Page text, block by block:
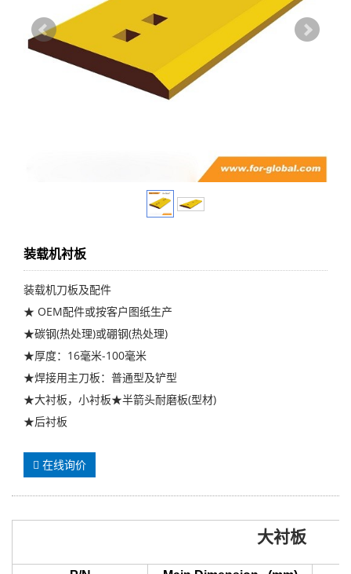
装载机衬板
装载机刀板及配件
★ OEM配件或按客户图纸生产
★碳钢(热处理)或硼钢(热处理)
★厚度：16毫米-100毫米
★焊接用主刀板：普通型及铲型
★大衬板，小衬板★半箭头耐磨板(型材)
★后衬板
在线询价
大衬板